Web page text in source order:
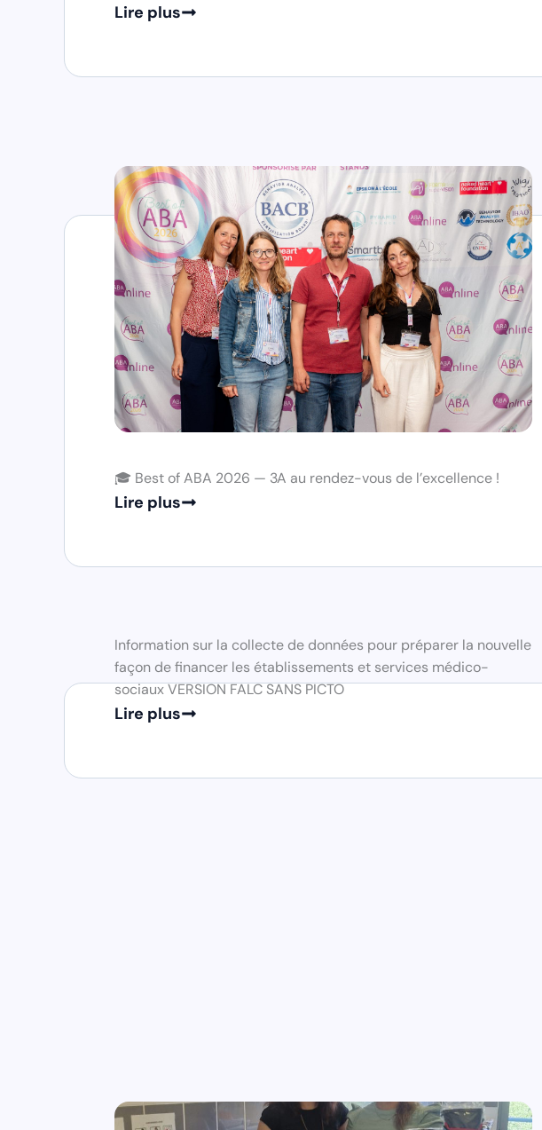
Lire plus
🎓 Best of ABA 2026 — 3A au rendez-vous de l’excellence !
Lire plus
Information sur la collecte de données pour préparer la nouvelle
façon de financer les établissements et services médico-
sociaux VERSION FALC SANS PICTO
Lire plus